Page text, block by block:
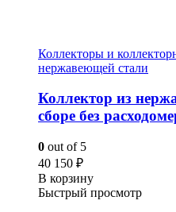
Коллекторы и
нержавеющей стали
Коллектор из
сборе без
0 out of 5
40 150 ₽
В корзину
Быстрый просмотр